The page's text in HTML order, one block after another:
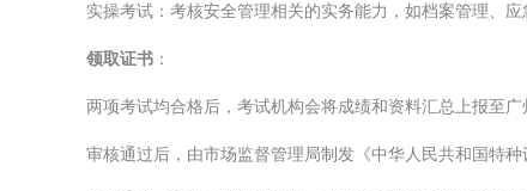
实操考试：考核安全管理相关的实务能力，如档案管理、应
领取证书 ：
两项考试均合格后，考试机构会将成绩和资料汇总上报至广
审核通过后，由市场监督管理局制发《中华人民共和国特种